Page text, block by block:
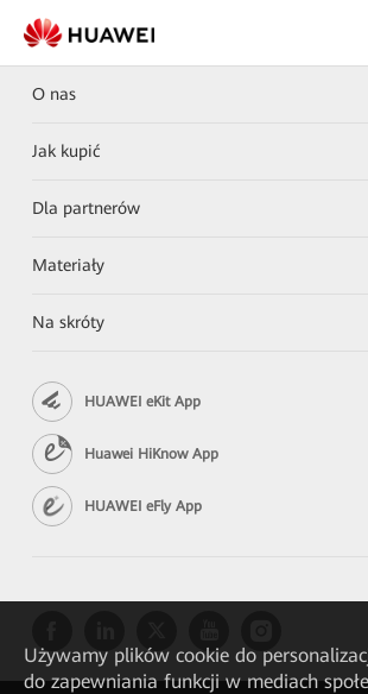
O nas
Jak kupić
Dla partnerów
Materiały
Na skróty
HUAWEI eKit App
Huawei HiKnow App
HUAWEI eFly App
Używamy plików cookie do
do zapewniania funkcji w mediach